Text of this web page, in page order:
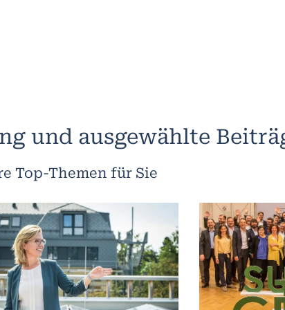
und ausgewählte
Top-Themen für Sie